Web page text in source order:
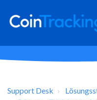
Support Desk